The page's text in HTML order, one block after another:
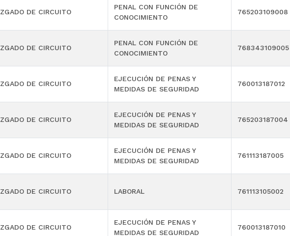
DE CIRCUITO
PENAL CON FUNCIÓN DE
CONOCIMIENTO
765203109008
DE CIRCUITO
PENAL CON FUNCIÓN DE
CONOCIMIENTO
768343109005
DE CIRCUITO
EJECUCIÓN DE PENAS Y
MEDIDAS DE SEGURIDAD
760013187012
DE CIRCUITO
EJECUCIÓN DE PENAS Y
MEDIDAS DE SEGURIDAD
765203187004
DE CIRCUITO
EJECUCIÓN DE PENAS Y
MEDIDAS DE SEGURIDAD
761113187005
DE CIRCUITO LABORAL 761113105002
DE CIRCUITO
EJECUCIÓN DE PENAS Y
MEDIDAS DE SEGURIDAD
760013187010